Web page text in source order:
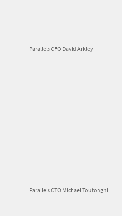
Parallels CFO David Arkley
Parallels CTO Michael Toutonghi